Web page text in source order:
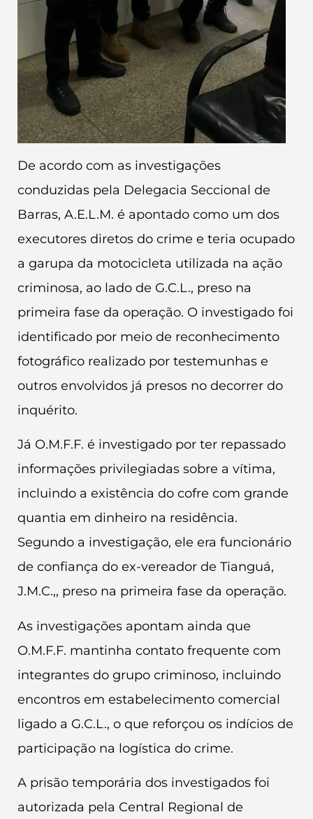
De acordo com as investigações
conduzidas pela Delegacia Seccional de
Barras, A.E.L.M. é apontado como um dos
executores diretos do crime e teria ocupado
a garupa da motocicleta utilizada na ação
criminosa, ao lado de G.C.L., preso na
primeira fase da operação. O investigado foi
identificado por meio de reconhecimento
fotográfico realizado por testemunhas e
outros envolvidos já presos no decorrer do
inquérito.
Já O.M.F.F. é investigado por ter repassado
informações privilegiadas sobre a vítima,
incluindo a existência do cofre com grande
quantia em dinheiro na residência.
Segundo a investigação, ele era funcionário
de confiança do ex-vereador de Tianguá,
J.M.C.,, preso na primeira fase da operação.
As investigações apontam ainda que
O.M.F.F. mantinha contato frequente com
integrantes do grupo criminoso, incluindo
encontros em estabelecimento comercial
ligado a G.C.L., o que reforçou os indícios de
participação na logística do crime.
A prisão temporária dos investigados foi
autorizada pela Central Regional de